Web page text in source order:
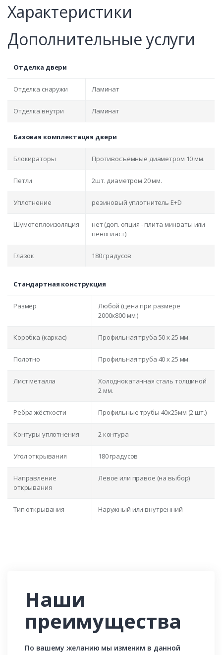
Характеристики
Дополнительные услуги
Отделка двери
Отделка снаружи Ламинат
Отделка внутри Ламинат
Базовая комплектация двери
Блокираторы Противосъёмные диаметром 10 мм.
Петли 2шт. диаметром 20 мм.
Уплотнение резиновый уплотнитель E+D
Шумотеплоизоляция
нет (доп. опция - плита минваты или
пенопласт)
Глазок 180 градусов
Стандартная конструкция
Размер
Любой (цена при размере
2000x800 мм.)
Коробка (каркас) Профильная труба 50 х 25 мм.
Полотно Профильная труба 40 х 25 мм.
Лист металла
Холоднокатанная сталь толщиной
2 мм.
Ребра жёсткости Профильные трубы 40х25мм (2 шт.)
Контуры уплотнения 2 контура
Угол открывания 180 градусов
Направление
открывания
Левое или правое (на выбор)
Тип открывания Наружный или внутренний
Наши
преимущества
По вашему желанию мы изменим в данной